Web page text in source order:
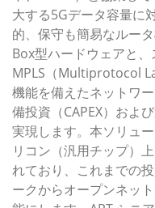
大する5Gデータ容量に
的、保守も簡易なルー
Box型ハードウェアと、
MPLS（Multiprotocol
機能を備えたネットワ
備投資（CAPEX）およ
実現します。本ソリュ
リコン（汎用チップ）
れており、これまでの
ークからオープンネッ